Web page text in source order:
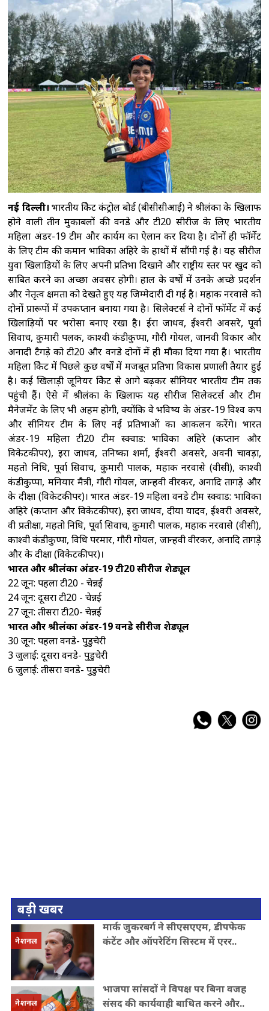
पुत‍िन ने सेना में क‍िए कई बड़े बदलाव, वरिष्ठ पदों पर
नियुक्तियों की घोषणा की
शेख हसीना के बेटे सजीब
वाजेद जॉय ने पीएम मोदी का जताया आभार, बोले-
भारत ने दिया पूरा सम्मान
विक्रम मिस्री ने पीएम
हरिनी अमरसूर्या से की मुलाकात, भारत और श्रीलंका के
बीच सहयोग बढ़ाने पर चर्चा
पीठ में ऐंठन के बावजूद
बांग्लादेश के खिलाफ पहले टेस्ट के लिए उपलब्ध रहेंगे
इंग्लिश: कोच मैकडोनाल्ड
नई दिल्ली। भारतीय क्रिकेट कंट्रोल बोर्ड (बीसीसीआई) ने श्रीलंका के खिलाफ
होने वाली तीन मुकाबलों की वनडे और टी20 सीरीज के लिए भारतीय
महिला अंडर-19 टीम और कार्यक्रम का ऐलान कर दिया है। दोनों ही फॉर्मेट
के लिए टीम की कमान भाविका अहिरे के हाथों में सौंपी गई है। यह सीरीज
युवा खिलाड़ियों के लिए अपनी प्रतिभा दिखाने और राष्ट्रीय स्तर पर खुद को
साबित करने का अच्छा अवसर होगी। हाल के वर्षों में उनके अच्छे प्रदर्शन
और नेतृत्व क्षमता को देखते हुए यह जिम्मेदारी दी गई है। महाक नरवासे को
दोनों प्रारूपों में उपकप्तान बनाया गया है। सिलेक्टर्स ने दोनों फॉर्मेट में कई
खिलाड़ियों पर भरोसा बनाए रखा है। ईरा जाधव, ईश्वरी अवसरे, पूर्वा
सिवाच, कुमारी पलक, काश्वी कंडीकुप्पा, गौरी गोयल, जानवी विकार और
अनादी टैगड़े को टी20 और वनडे दोनों में ही मौका दिया गया है। भारतीय
महिला क्रिकेट में पिछले कुछ वर्षों में मजबूत प्रतिभा विकास प्रणाली तैयार हुई
है। कई खिलाड़ी जूनियर क्रिकेट से आगे बढ़कर सीनियर भारतीय टीम तक
पहुंची हैं। ऐसे में श्रीलंका के खिलाफ यह सीरीज सिलेक्टर्स और टीम
मैनेजमेंट के लिए भी अहम होगी, क्योंकि वे भविष्य के अंडर-19 विश्व कप
और सीनियर टीम के लिए नई प्रतिभाओं का आकलन करेंगे। भारत
अंडर-19 महिला टी20 टीम स्क्वाड: भाविका अहिरे (कप्तान और
विकेटकीपर), इरा जाधव, तनिष्का शर्मा, ईश्वरी अवसरे, अवनी चावड़ा,
महतो निधि, पूर्वा सिवाच, कुमारी पालक, महाक नरवासे (वीसी), काश्वी
कंडीकुप्पा, मनियार मैत्री, गौरी गोयल, जान्हवी वीरकर, अनादि तागड़े और
के दीक्षा (विकेटकीपर)। भारत अंडर-19 महिला वनडे टीम स्क्वाड: भाविका
अहिरे (कप्तान और विकेटकीपर), इरा जाधव, दीया यादव, ईश्वरी अवसरे,
वी प्रतीक्षा, महतो निधि, पूर्वा सिवाच, कुमारी पालक, महाक नरवासे (वीसी),
काश्वी कंडीकुप्पा, विधि परमार, गौरी गोयल, जान्हवी वीरकर, अनादि तागड़े
और के दीक्षा (विकेटकीपर)।
भारत और श्रीलंका अंडर-19 टी20 सीरीज शेड्यूल
22 जून: पहला टी20 - चेन्नई
24 जून: दूसरा टी20 - चेन्नई
27 जून: तीसरा टी20- चेन्नई
भारत और श्रीलंका अंडर-19 वनडे सीरीज शेड्यूल
30 जून: पहला वनडे- पुडुचेरी
3 जुलाई: दूसरा वनडे- पुडुचेरी
6 जुलाई: तीसरा वनडे- पुडुचेरी
बड़ी खबर
नेशनल
मार्क जुकरबर्ग ने सीएसएएम, डीपफेक
कंटेंट और ऑपरेटिंग सिस्टम में एरर..
नेशनल
भाजपा सांसदों ने विपक्ष पर बिना वजह
संसद की कार्यवाही बाधित करने और..